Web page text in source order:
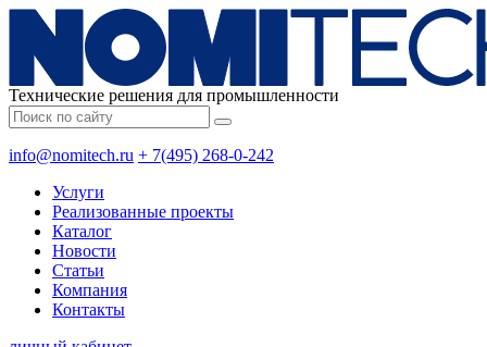
Технические решения для промышленности
info@nomitech.ru + 7(495) 268-0-242
Услуги
Реализованные проекты
Каталог
Новости
Статьи
Компания
Контакты